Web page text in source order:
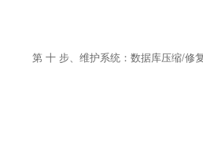
第 十 步、维护系统：数据库压缩/修